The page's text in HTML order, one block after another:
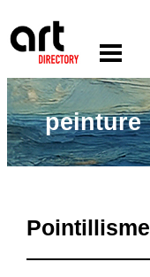
peinture
Pointillisme